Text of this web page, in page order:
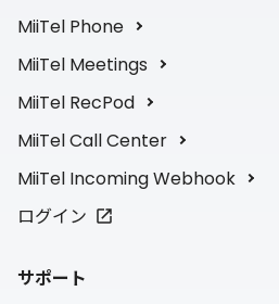
MiiTel Phone
MiiTel Meetings
MiiTel RecPod
MiiTel Call Center
MiiTel Incoming Webhook
ログイン
サポート